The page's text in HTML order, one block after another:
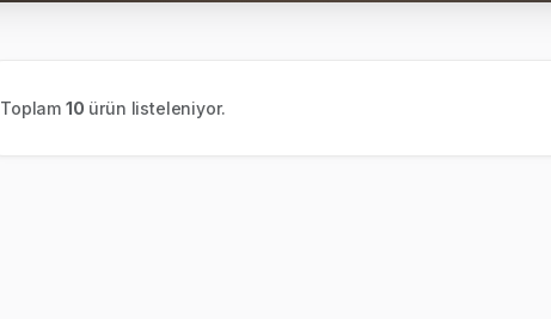
Toplam 10 ürün listeleniyor.